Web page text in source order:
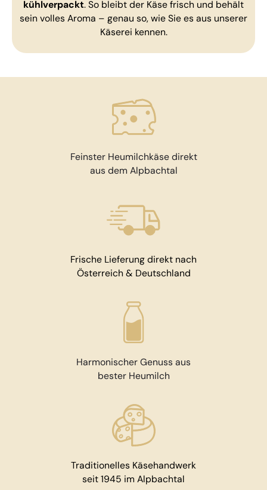
kühlverpackt. So bleibt der Käse frisch und behält
sein volles Aroma – genau so, wie Sie es aus unserer
Käserei kennen.
Feinster Heumilchkäse direkt
aus dem Alpbachtal
Frische Lieferung direkt nach
Österreich & Deutschland
Harmonischer Genuss aus
bester Heumilch
Traditionelles Käsehandwerk
seit 1945 im Alpbachtal